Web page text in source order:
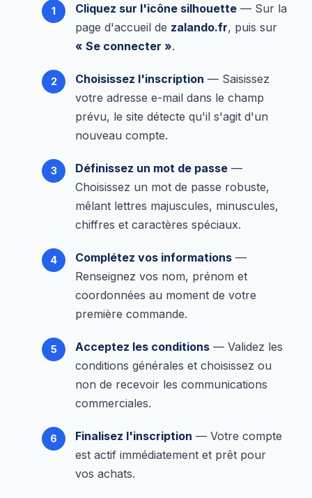
Cliquez sur l'icône silhouette — Sur la
page d'accueil de zalando.fr, puis sur
« Se connecter ».
Choisissez l'inscription — Saisissez
votre adresse e-mail dans le champ
prévu, le site détecte qu'il s'agit d'un
nouveau compte.
Définissez un mot de passe —
Choisissez un mot de passe robuste,
mêlant lettres majuscules, minuscules,
chiffres et caractères spéciaux.
Complétez vos informations —
Renseignez vos nom, prénom et
coordonnées au moment de votre
première commande.
Acceptez les conditions — Validez les
conditions générales et choisissez ou
non de recevoir les communications
commerciales.
Finalisez l'inscription — Votre compte
est actif immédiatement et prêt pour
vos achats.